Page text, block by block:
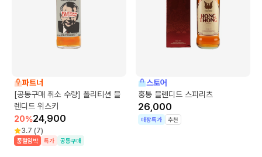
파트너
[공동구매 취소 수량] 폴리티션 블
렌디드 위스키
20%24,900
3.7 (7)
품절임박 특가 공동구매
스토어
홍통 블렌디드 스피리츠
26,000
매장특가 추천